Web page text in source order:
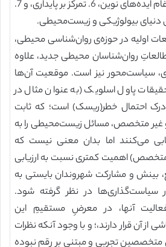
تحلیل چند سطحی، 5. ادغام ایده‌های نوین، 6. تمرکز بر پایداری، و 7.
بیولوژیکی و زیست‌محیطی.
اولیه در حوزه‌ی روان‌شناسی محیطی،
روان‌شناسان محیطی جدید، علاوه
سیاست‌محور نیز است. موقعیت آن‌ها
پاول اسلویک (به عنوان مثال در
با درک احتمال خطر(ریسک) است؛ که ثابت
متخصص، مسائل زیست‌محیطی را به
می‌کنند اما بدان معنی نیست که
اهمیت کمتری نسبت به ارزیابی
بینش و مشارکت شهروندان بایستی به
سیاست‌گذاری‌ها در نظر گرفته شود.
آنها، در معرضِ مستقیمِ این
آن قرار دارند،؛ و با وجود آنکه نظرات
متخصصین تجربی و مبتنی بر رقم نبوده